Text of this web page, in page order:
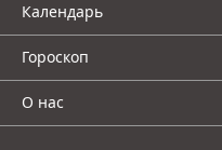
Календарь
Гороскоп
О нас